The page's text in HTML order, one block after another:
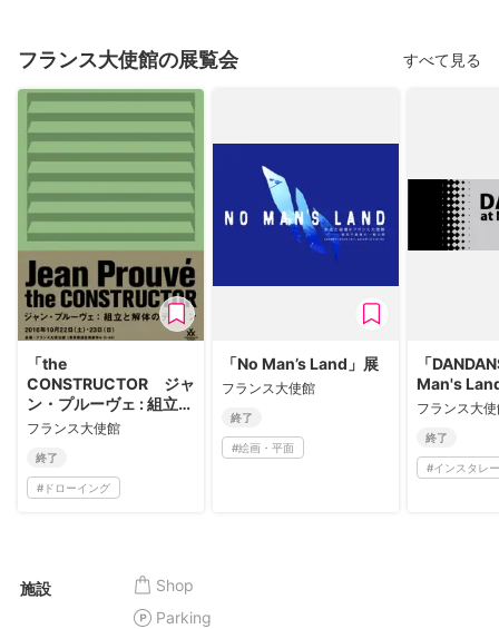
フランス大使館の展覧会 すべて見る
「the
CONSTRUCTOR ジャ
ン・プルーヴェ : 組立と
解体のデザイン」
フランス大使館
終了
# ドローイング
「No Man’s Land」展
フランス大使館
終了
#絵画・平面
「
Man's
フランス大
終了
#インスタレ
施設
Shop
Parking